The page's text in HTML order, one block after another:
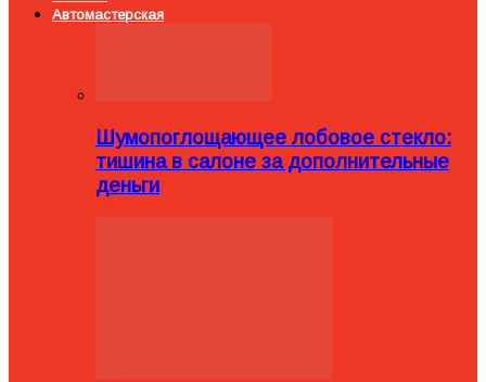
Автомастерская
Шумопоглощающее лобовое стекло:
тишина в салоне за дополнительные
деньги